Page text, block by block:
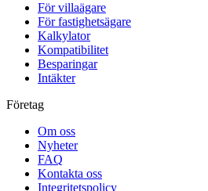
För villaägare
För fastighetsägare
Kalkylator
Kompatibilitet
Besparingar
Intäkter
Företag
Om oss
Nyheter
FAQ
Kontakta oss
Integritetspolicy